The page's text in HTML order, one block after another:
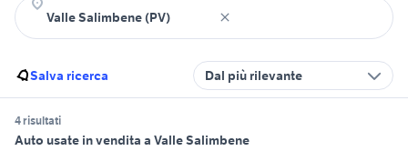
Salva ricerca Dal più rilevante
4 risultati
Auto usate in vendita a Valle Salimbene